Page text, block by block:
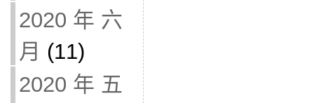
2020 年 六
月 (11)
2020 年 五